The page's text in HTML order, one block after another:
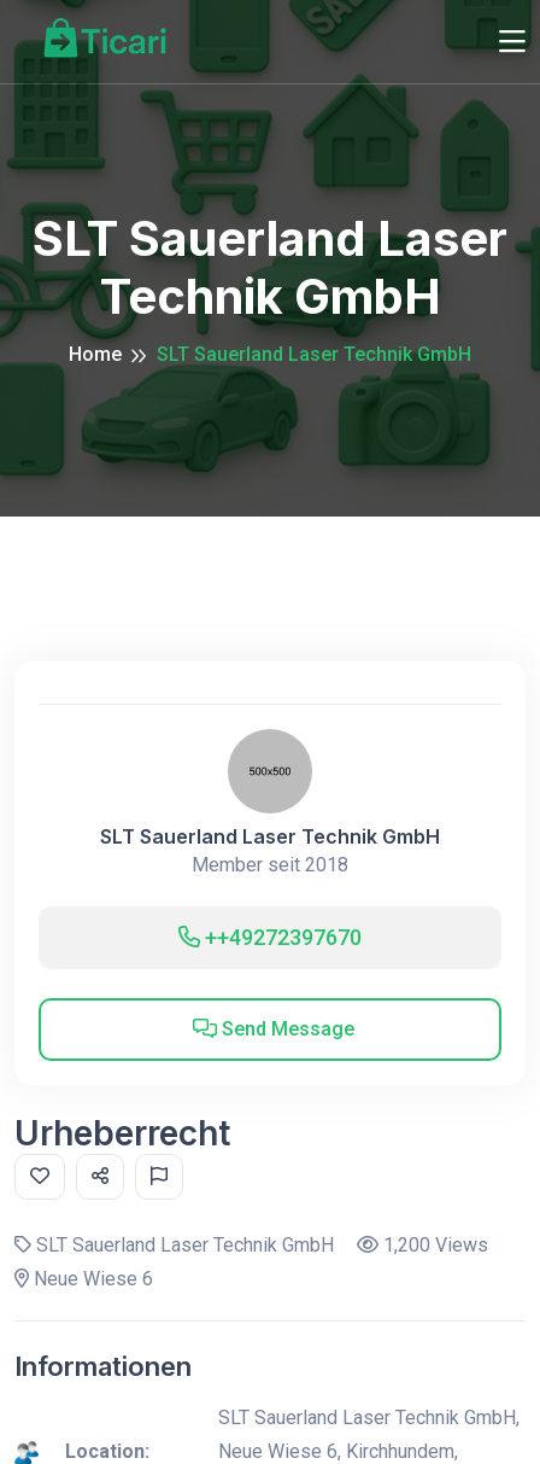
SLT Sauerland Laser
Technik GmbH
Home SLT Sauerland Laser Technik GmbH
SLT Sauerland Laser Technik GmbH
Member seit 2018
++49272397670
Send Message
Urheberrecht
SLT Sauerland Laser Technik GmbH
1,200 Views
Neue Wiese 6
Informationen
Location:
SLT Sauerland Laser Technik GmbH,
Neue Wiese 6, Kirchhundem,